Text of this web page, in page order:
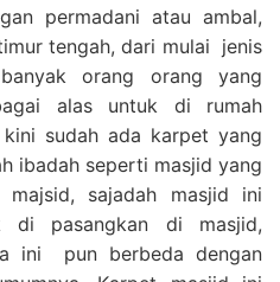
permadani atau ambal,
tengah, dari mulai jenis
orang orang yang
alas untuk di rumah
sudah ada karpet yang
ibadah seperti masjid yang
sajadah masjid ini
di pasangkan di masjid,
ini pun berbeda dengan